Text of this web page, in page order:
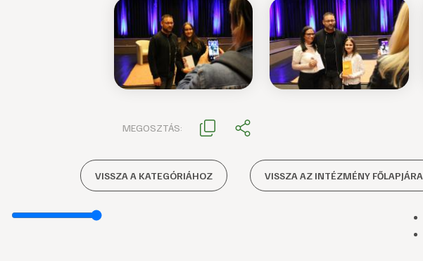
MEGOSZTÁS:
VISSZA A KATEGÓRIÁHOZ VISSZA AZ INTÉZMÉNY FŐLAPJÁRA